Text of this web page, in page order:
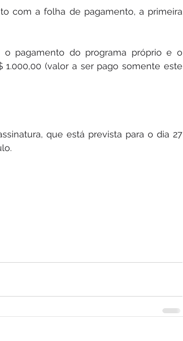
com a folha de pagamento, a primeira
o pagamento do programa próprio e o
(valor a ser pago somente este
que está prevista para o dia 27